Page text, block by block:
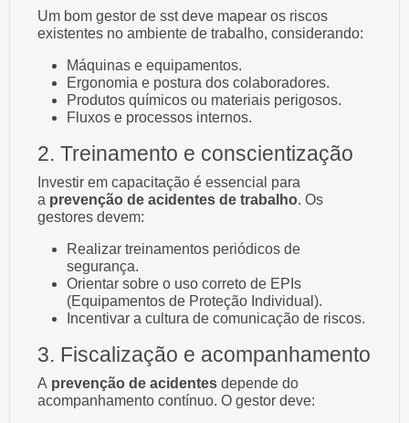
Um bom gestor de sst deve mapear os riscos
existentes no ambiente de trabalho, considerando:
Máquinas e equipamentos.
Ergonomia e postura dos colaboradores.
Produtos químicos ou materiais perigosos.
Fluxos e processos internos.
2. Treinamento e conscientização
Investir em capacitação é essencial para
a prevenção de acidentes de trabalho. Os
gestores devem:
Realizar treinamentos periódicos de
segurança.
Orientar sobre o uso correto de EPIs
(Equipamentos de Proteção Individual).
Incentivar a cultura de comunicação de riscos.
3. Fiscalização e acompanhamento
A prevenção de acidentes depende do
acompanhamento contínuo. O gestor deve: